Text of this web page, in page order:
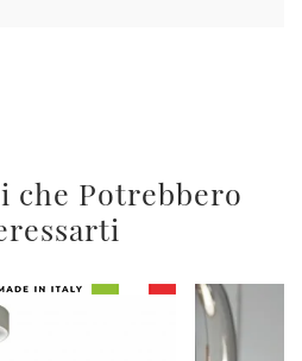
Potrebbero